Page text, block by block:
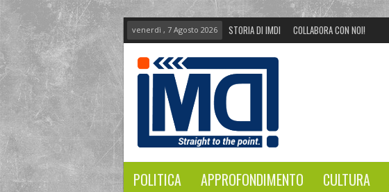
venerdì , 7 Agosto 2026 STORIA DI IMDI COLLABORA CON NOI!
POLITICA APPROFONDIMENTO CULTURA